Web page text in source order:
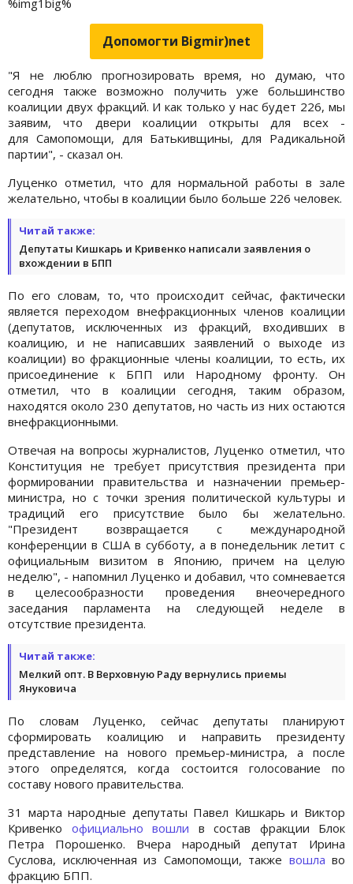
Допомогти Bigmir)net
"Я не люблю прогнозировать время, но думаю, что
сегодня также возможно получить уже большинство
коалиции двух фракций. И как только у нас будет 226, мы
заявим, что двери коалиции открыты для всех -
для Самопомощи, для Батькивщины, для Радикальной
партии", - сказал он.
Луценко отметил, что для нормальной работы в зале
желательно, чтобы в коалиции было больше 226 человек.
Читай также:
Депутаты Кишкарь и Кривенко написали заявления о
вхождении в БПП
По его словам, то, что происходит сейчас, фактически
является переходом внефракционных членов коалиции
(депутатов, исключенных из фракций, входивших в
коалицию, и не написавших заявлений о выходе из
коалиции) во фракционные члены коалиции, то есть, их
присоединение к БПП или Народному фронту. Он
отметил, что в коалиции сегодня, таким образом,
находятся около 230 депутатов, но часть из них остаются
внефракционными.
Отвечая на вопросы журналистов, Луценко отметил, что
Конституция не требует присутствия президента при
формировании правительства и назначении премьер-
министра, но с точки зрения политической культуры и
традиций его присутствие было бы желательно.
"Президент возвращается с международной
конференции в США в субботу, а в понедельник летит с
официальным визитом в Японию, причем на целую
неделю", - напомнил Луценко и добавил, что сомневается
в целесообразности проведения внеочередного
заседания парламента на следующей неделе в
отсутствие президента.
Читай также:
Мелкий опт. В Верховную Раду вернулись приемы
Януковича
По словам Луценко, сейчас депутаты планируют
сформировать коалицию и направить президенту
представление на нового премьер-министра, а после
этого определятся, когда состоится голосование по
составу нового правительства.
31 марта народные депутаты Павел Кишкарь и Виктор
Кривенко официально вошли в состав фракции Блок
Петра Порошенко. Вчера народный депутат Ирина
Суслова, исключенная из Самопомощи, также вошла во
фракцию БПП.